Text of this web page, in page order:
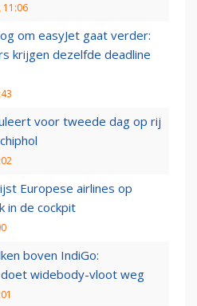
11:06
om easyJet gaat verder:
krijgen dezelfde deadline
voor tweede dag op rij
Europese airlines op
in de cockpit
boven IndiGo:
widebody-vloot weg